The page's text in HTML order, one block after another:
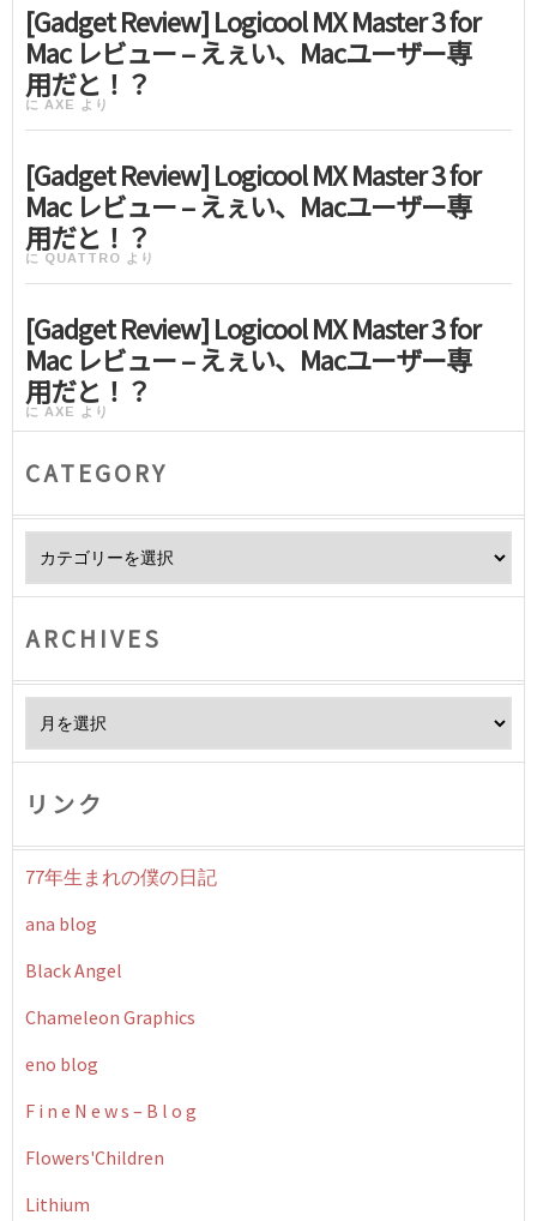
[Gadget Review] Logicool MX Master 3 for
Mac レビュー – えぇい、Macユーザー専
用だと！？
に AXE より
[Gadget Review] Logicool MX Master 3 for
Mac レビュー – えぇい、Macユーザー専
用だと！？
に QUATTRO より
[Gadget Review] Logicool MX Master 3 for
Mac レビュー – えぇい、Macユーザー専
用だと！？
に AXE より
CATEGORY
ARCHIVES
リンク
77年生まれの僕の日記
ana blog
Black Angel
Chameleon Graphics
eno blog
F i n e N e w s – B l o g
Flowers'Children
Lithium